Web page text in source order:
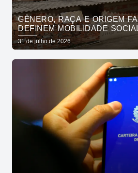
GÊNERO, RAÇA E ORIGEM
DEFINEM MOBILIDADE
31 de julho de 2026